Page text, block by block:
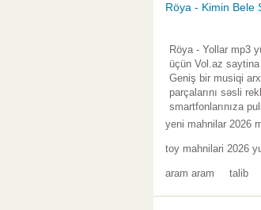
Röya - Kimin Bele
Röya - Yollar mp3
üçün Vol.az
Geniş bir musiqi
parçalarını səsli
smartfonlarınıza
yeni mahnilar 2026
toy mahnilari 2026
aram aram talib